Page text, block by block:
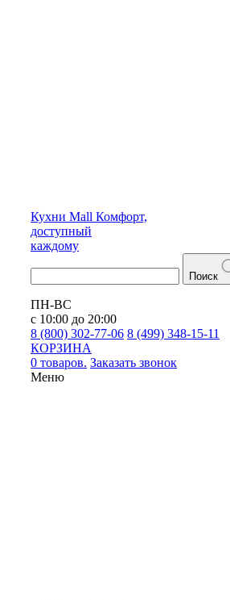
Кухни Mall Комфорт,
доступный
каждому
Поиск
ПН-ВС
с 10:00 до 20:00
8 (800) 302-77-06 8 (499) 348-15-11
КОРЗИНА
0 товаров. Заказать звонок
Меню